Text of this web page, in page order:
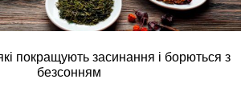
покращують засинання і борються з
безсонням